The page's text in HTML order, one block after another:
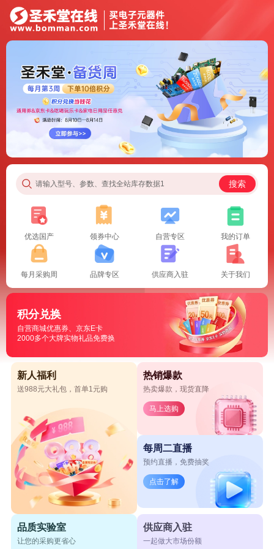
请输入型号、参数、查找全站库存数据1 搜索
优选国产 领券中心 自营专区 我的订单
每月采购周 品牌专区 供应商入驻 关于我们
积分兑换
自营商城优惠券、京东E卡
2000多个大牌实物礼品免费换
新人福利
送988元大礼包，首单1元购
热销爆款
热卖爆款，现货直降
马上选购
每周二直播
预约直播，免费抽奖
点击了解
品质实验室
让您的采购更省心
供应商入驻
一起做大市场份额